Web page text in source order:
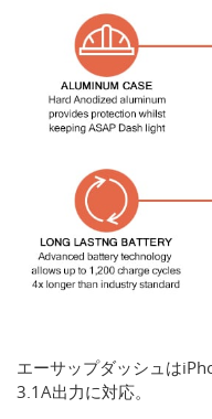
エーサップダッシュは
3.1A出力に対応。